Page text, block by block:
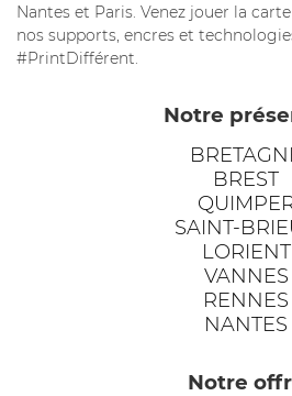
Nantes et Paris. Venez jouer la
nos supports, encres et
#PrintDifférent.
Notre
BREST
SAINT-
LORIENT
VANNES
RENNES
NANTES
Notre